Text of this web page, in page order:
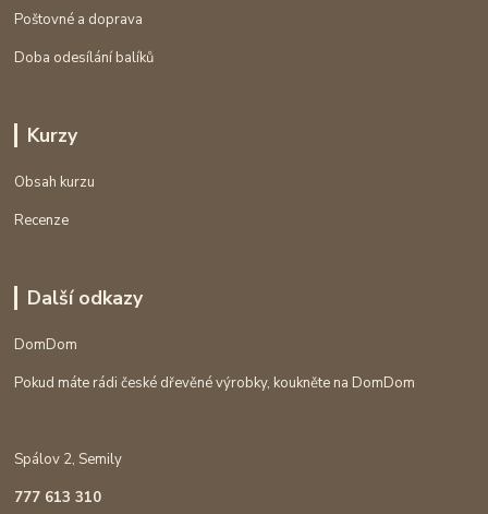
Poštovné a doprava
Doba odesílání balíků
Kurzy
Obsah kurzu
Recenze
Další odkazy
DomDom
Pokud máte rádi české dřevěné výrobky, koukněte na DomDom
Spálov 2, Semily
777 613 310